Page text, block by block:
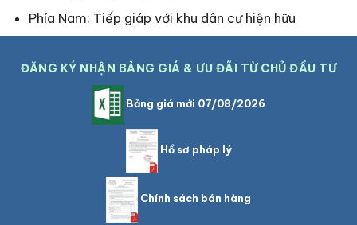
Phía Nam: Tiếp giáp với khu dân cư hiện hữu
ĐĂNG KÝ NHẬN BẢNG GIÁ & ƯU ĐÃI TỪ CHỦ ĐẦU TƯ
Bảng giá mới 07/08/2026
Hồ sơ pháp lý
Chính sách bán hàng